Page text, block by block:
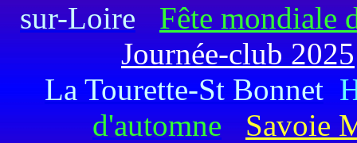
sur-Loire
Fête mondiale
Journée-club 2025
La Tourette-St Bonnet
d'automne
Savoie